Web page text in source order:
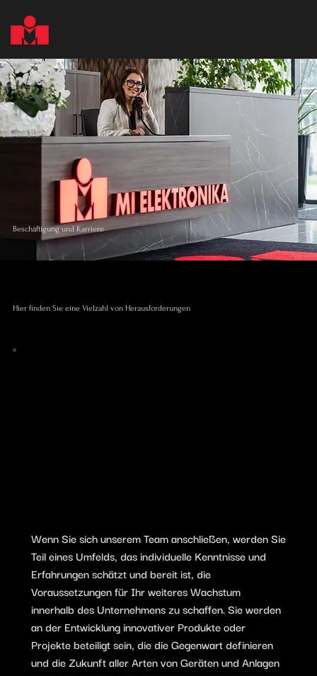
Beschäftigung und Karriere
Hier finden Sie eine Vielzahl von Herausforderungen
Wenn Sie sich unserem Team anschließen, werden Sie
Teil eines Umfelds, das individuelle Kenntnisse und
Erfahrungen schätzt und bereit ist, die
Voraussetzungen für Ihr weiteres Wachstum
innerhalb des Unternehmens zu schaffen. Sie werden
an der Entwicklung innovativer Produkte oder
Projekte beteiligt sein, die die Gegenwart definieren
und die Zukunft aller Arten von Geräten und Anlagen